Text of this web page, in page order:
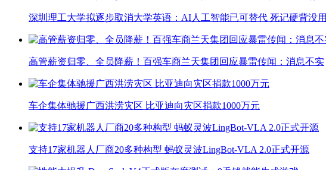
深圳理工大学拟逐步取消大学英语：AI人工智能已可替代 死记硬背没用
高管薪资归零、全员降薪！百强车商兰天集团回应暴雷传闻：消息不实
车企集体驰援广西洪涝灾区 比亚迪向灾区捐款1000万元
支持17家机器人厂商20多种构型 蚂蚁灵波LingBot-VLA 2.0正式开源